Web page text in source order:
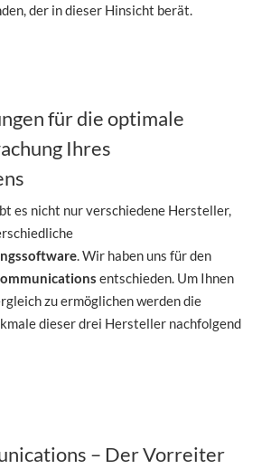
der in dieser Hinsicht berät.
für die optimale
Ihres
es nicht nur verschiedene Hersteller,
. Wir haben uns für den
entschieden. Um Ihnen
zu ermöglichen werden die
dieser drei Hersteller nachfolgend
– Der Vorreiter